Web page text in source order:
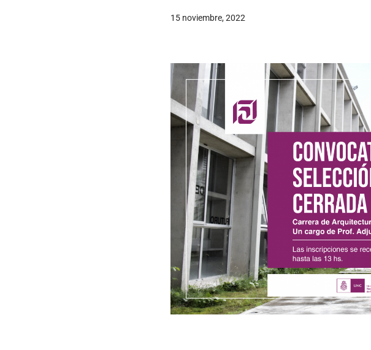
15 noviembre, 2022